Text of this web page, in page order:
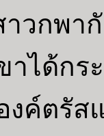
วกพา
าได้ก
งค์ตรั